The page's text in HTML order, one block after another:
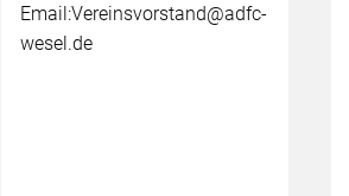
Email:Vereinsvorstand@adfc-
wesel.de